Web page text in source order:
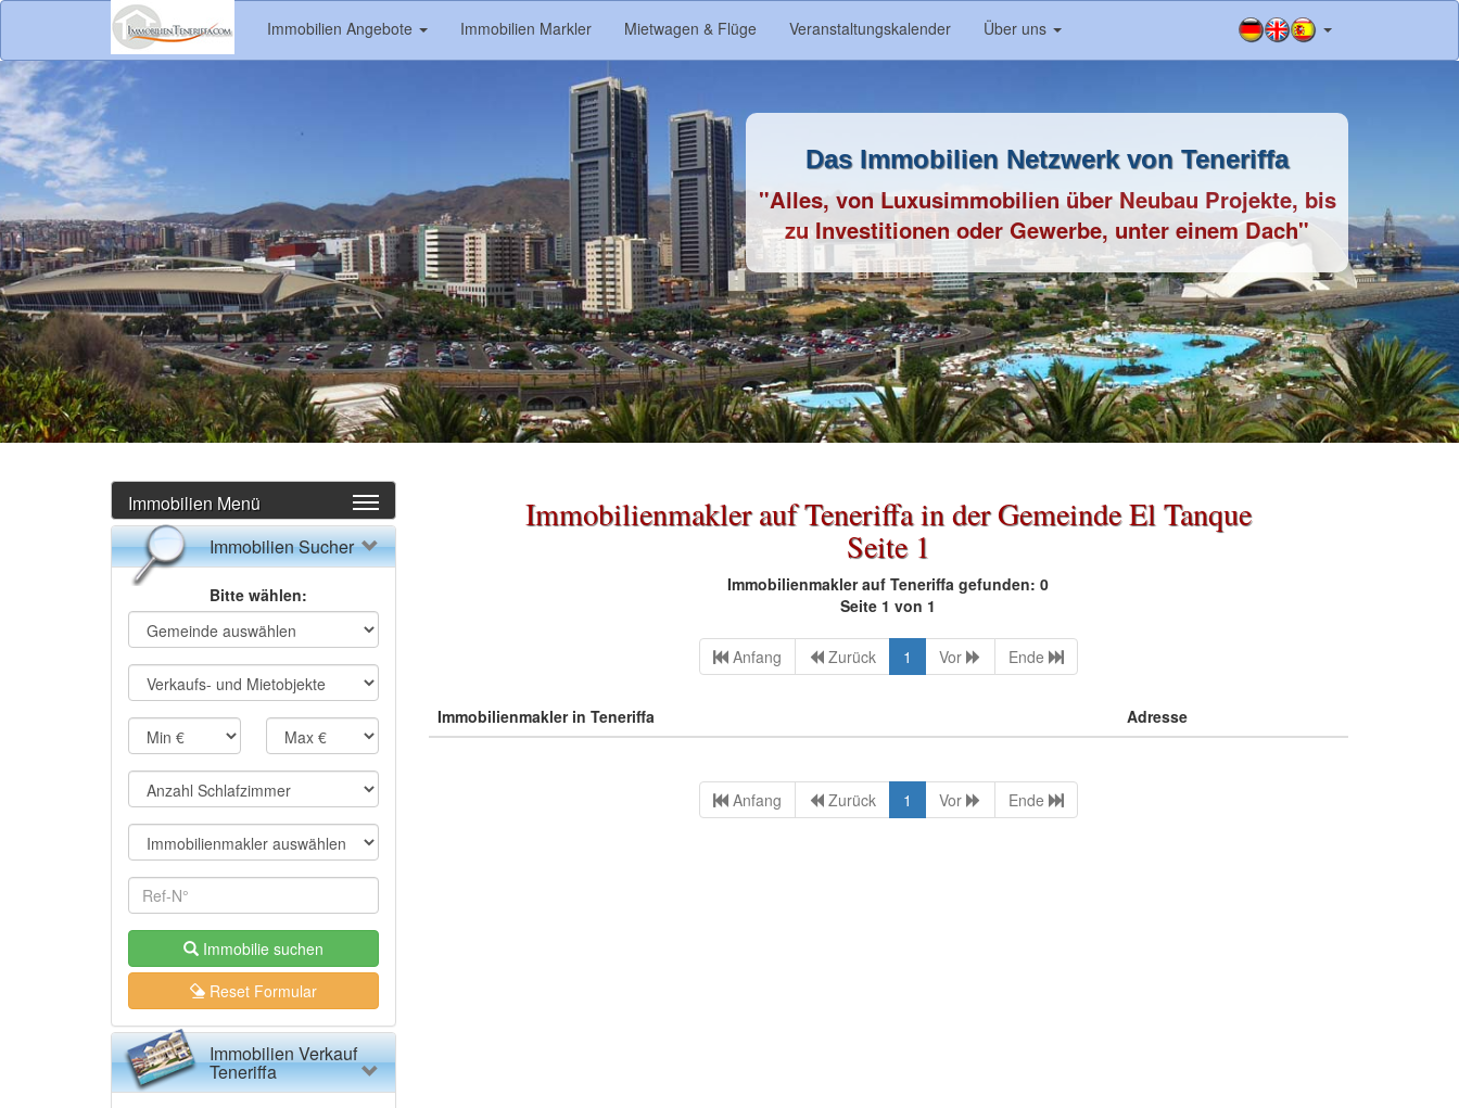
Immobilien Angebote Immobilien Markler Mietwagen & Flüge Veranstaltungskalender Über uns
Das Immobilien Netzwerk von Teneriffa
"Alles, von Luxusimmobilien über Neubau Projekte, bis
zu Investitionen oder Gewerbe, unter einem Dach"
Immobilien Menü
Immobilien Sucher
Bitte wählen:
Immobilie suchen
Reset Formular
Immobilien Verkauf
Teneriffa
Immobilienmakler auf Teneriffa in der Gemeinde El Tanque
Seite 1
Immobilienmakler auf Teneriffa gefunden: 0
Seite 1 von 1
Anfang Zurück 1 Vor Ende
Immobilienmakler in Teneriffa Adresse
Anfang Zurück 1 Vor Ende